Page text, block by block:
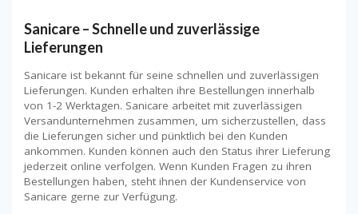
Sanicare – Schnelle und zuverlässige
Lieferungen
Sanicare ist bekannt für seine schnellen und zuverlässigen
Lieferungen. Kunden erhalten ihre Bestellungen innerhalb
von 1-2 Werktagen. Sanicare arbeitet mit zuverlässigen
Versandunternehmen zusammen, um sicherzustellen, dass
die Lieferungen sicher und pünktlich bei den Kunden
ankommen. Kunden können auch den Status ihrer Lieferung
jederzeit online verfolgen. Wenn Kunden Fragen zu ihren
Bestellungen haben, steht ihnen der Kundenservice von
Sanicare gerne zur Verfügung.